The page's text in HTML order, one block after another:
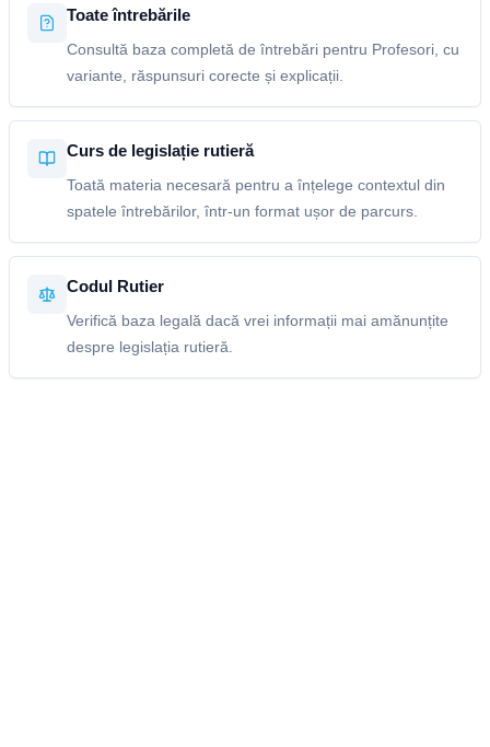
Toate întrebările
Consultă baza completă de întrebări pentru Profesori, cu
variante, răspunsuri corecte și explicații.
Curs de legislație rutieră
Toată materia necesară pentru a înțelege contextul din
spatele întrebărilor, într-un format ușor de parcurs.
Codul Rutier
Verifică baza legală dacă vrei informații mai amănunțite
despre legislația rutieră.